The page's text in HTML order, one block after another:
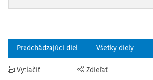
Predchádzajúci diel Všetky diely
Vytlačiť Zdieľať